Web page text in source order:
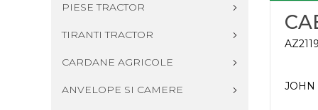
PIESE TRACTOR
TIRANTI TRACTOR
CARDANE AGRICOLE
ANVELOPE SI CAMERE JOHN